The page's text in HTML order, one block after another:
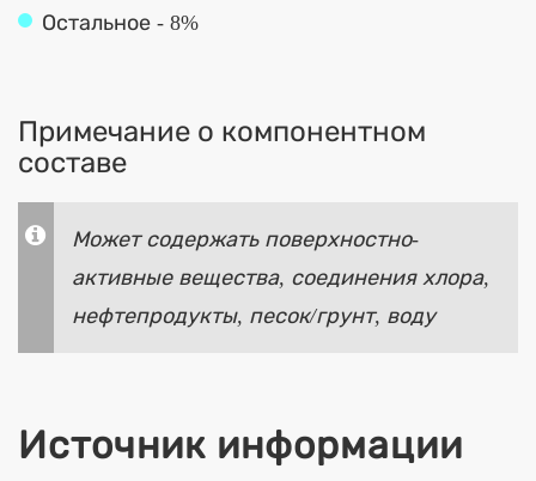
Остальное - 8%
Примечание о компонентном
составе
Может содержать поверхностно-
активные вещества, соединения хлора,
нефтепродукты, песок/грунт, воду
Источник информации